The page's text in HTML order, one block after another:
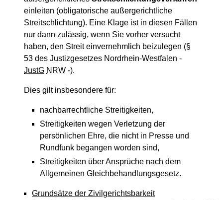
einleiten (obligatorische außergerichtliche
Streitschlichtung). Eine Klage ist in diesen Fällen
nur dann zulässig, wenn Sie vorher versucht
haben, den Streit einvernehmlich beizulegen (§
53 des Justizgesetzes Nordrhein-Westfalen -
JustG NRW -).
Dies gilt insbesondere für:
nachbarrechtliche Streitigkeiten,
Streitigkeiten wegen Verletzung der
persönlichen Ehre, die nicht in Presse und
Rundfunk begangen worden sind,
Streitigkeiten über Ansprüche nach dem
Allgemeinen Gleichbehandlungsgesetz.
Grundsätze der Zivilgerichtsbarkeit